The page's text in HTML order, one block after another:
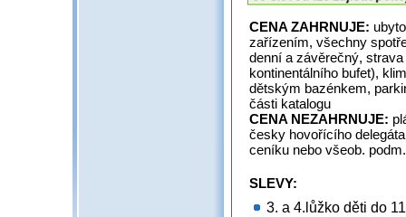
CENA ZAHRNUJE:
zařízením, všechny
denní a závěrečný,
kontinentálního bufet),
dětským bazénkem,
části
CENA NEZAHRNUJE:
česky hovořícího
ceníku nebo všeob.
SLEVY:
3. a 4.lůžko děti do